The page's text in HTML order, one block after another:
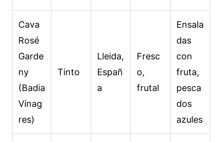
Cava
Rosé
Garde
ny
(Badia
Vinag
res)
Tinto
Lleida,
Españ
a
Fresc
o,
frutal
Ensala
das
con
fruta,
pesca
dos
azules